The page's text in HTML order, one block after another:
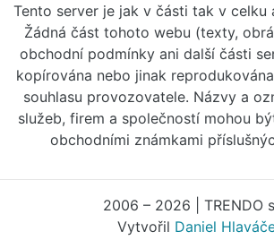
Tento server je jak v části tak v celku
Žádná část tohoto webu (texty,
obchodní podmínky ani další části
kopírována nebo jinak
souhlasu provozovatele. Názvy a
služeb, firem a společností mohou
obchodními známkami
2006 – 2026 | TRENDO
Vytvořil Daniel